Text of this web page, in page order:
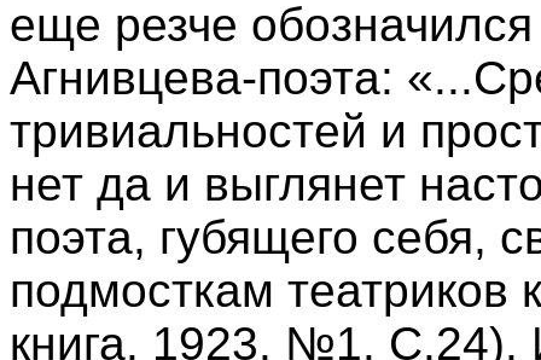
еще резче
Агнивцева-поэта:
тривиальностей и
нет да и выглянет
поэта, губящего себя,
подмосткам театриков
книга. 1923. №1. С.24).